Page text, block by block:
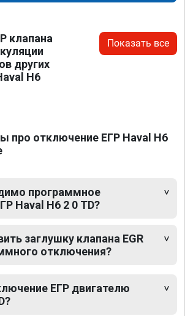
клапана
других
H6
Показать все
про отключение ЕГР Haval H6
программное
Haval H6 2 0 TD?
заглушку клапана EGR
отключения?
ЕГР двигателю